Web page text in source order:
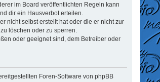
im Board veröffentlichten Regeln kann
dir ein Hausverbot erteilen.
nicht selbst erstellt hat oder die er nicht zur
löschen oder zu sperren.
oder geeignet sind, dem Betreiber oder
Foren-Software von phpBB